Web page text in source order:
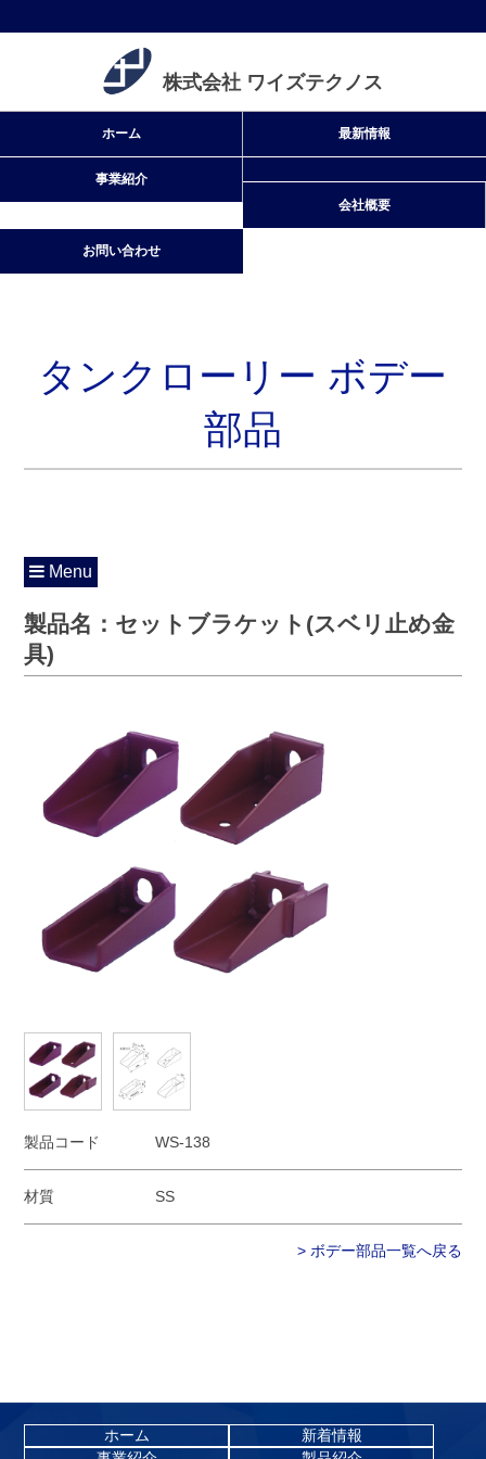
株式会社 ワイズテクノス
タンクローリー ボデー
部品
Menu
製品名：セットブラケット(スベリ止め金
具)
製品コード WS-138
材質 SS
> ボデー部品一覧へ戻る
ホーム
新着情報